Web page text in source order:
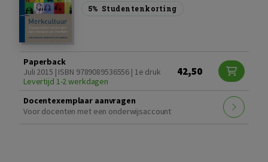
5% Studentenkorting
Paperback
Juli 2015 | ISBN 9789089536556 | 1e druk
Levertijd 1-2 werkdagen
42,50
Docentexemplaar aanvragen
Voor docenten met een onderwijsaccount